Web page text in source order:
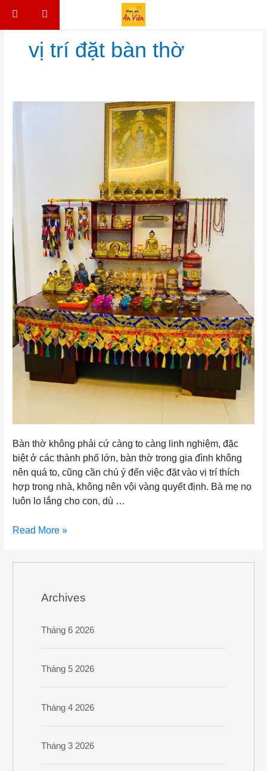
vị trí đặt bàn thờ
Bàn thờ không phải cứ càng to càng linh nghiệm, đặc
biệt ở các thành phố lớn, bàn thờ trong gia đình không
nên quá to, cũng cần chú ý đến việc đặt vào vị trí thích
hợp trong nhà, không nên vội vàng quyết định. Bà mẹ nọ
luôn lo lắng cho con, dù …
VỊ TRÍ ĐẶT BÀN THỜ THÍCH HỢP
Read More »
Archives
Tháng 6 2026
Tháng 5 2026
Tháng 4 2026
Tháng 3 2026